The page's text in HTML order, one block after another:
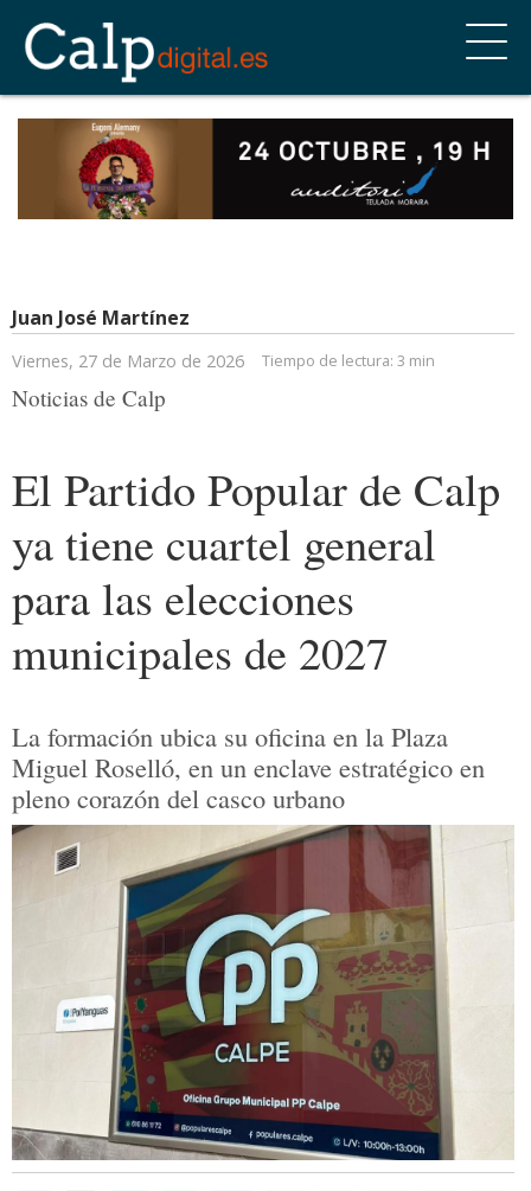
Juan José Martínez
Viernes, 27 de Marzo de 2026 Tiempo de lectura: 3 min
Noticias de Calp
El Partido Popular de Calp
ya tiene cuartel general
para las elecciones
municipales de 2027
La formación ubica su oficina en la Plaza
Miguel Roselló, en un enclave estratégico en
pleno corazón del casco urbano